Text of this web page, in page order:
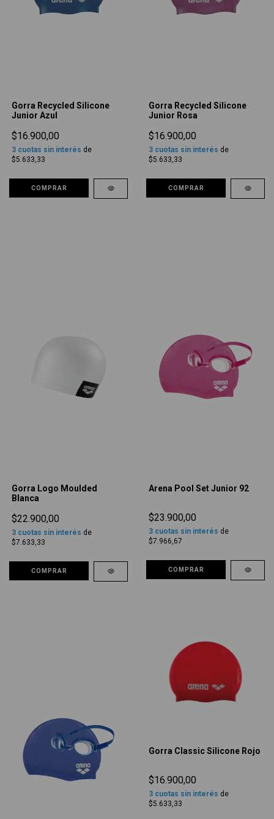
Gorra Recycled Silicone
Junior Azul
$16.900,00
3 cuotas sin interés de
$5.633,33
COMPRAR
Gorra Recycled Silicone
Junior Rosa
$16.900,00
3 cuotas sin interés de
$5.633,33
COMPRAR
Gorra Logo Moulded
Blanca
$22.900,00
3 cuotas sin interés de
$7.633,33
COMPRAR
Arena Pool Set Junior 92
$23.900,00
3 cuotas sin interés de
$7.966,67
COMPRAR
Gorra Classic Silicone Rojo
$16.900,00
3 cuotas sin interés de
$5.633,33